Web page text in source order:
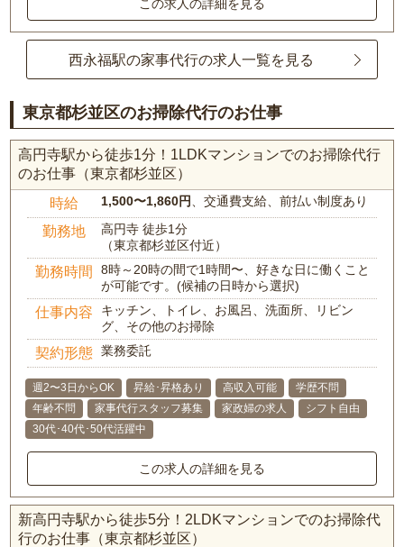
この求人の詳細を見る
西永福駅の家事代行の求人一覧を見る
東京都杉並区のお掃除代行のお仕事
高円寺駅から徒歩1分！1LDKマンションでのお掃除代行
のお仕事（東京都杉並区）
時給 1,500〜1,860円 、交通費支給、前払い制度あり
勤務地
高円寺 徒歩1分
（東京都杉並区付近）
勤務時間
8時～20時の間で1時間〜、好きな日に働くこと
が可能です。(候補の日時から選択)
仕事内容
キッチン、トイレ、お風呂、洗面所、リビン
グ、その他のお掃除
契約形態 業務委託
週2〜3日からOK 昇給･昇格あり 高収入可能
学歴不問
年齢不問
家事代行スタッフ募集 家政婦の求人
シフト自由
30代･40代･50代活躍中
この求人の詳細を見る
新高円寺駅から徒歩5分！2LDKマンションでのお掃除代
行のお仕事（東京都杉並区）